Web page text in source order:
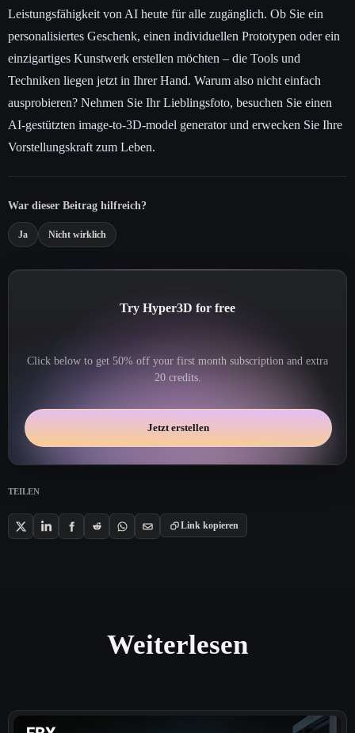
Leistungsfähigkeit von AI heute für alle zugänglich. Ob Sie ein
personalisiertes Geschenk, einen individuellen Prototypen oder ein
einzigartiges Kunstwerk erstellen möchten – die Tools und
Techniken liegen jetzt in Ihrer Hand. Warum also nicht einfach
ausprobieren? Nehmen Sie Ihr Lieblingsfoto, besuchen Sie einen
AI-gestützten image-to-3D-model generator und erwecken Sie Ihre
Vorstellungskraft zum Leben.
War dieser Beitrag hilfreich?
Ja Nicht wirklich
Try Hyper3D for free
Click below to get 50% off your first month subscription and extra
20 credits.
Jetzt erstellen
TEILEN
Link kopieren
Weiterlesen